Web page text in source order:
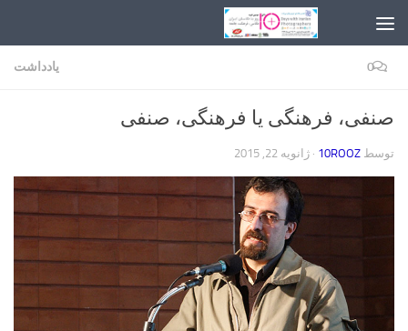
یادداشت 0
صنفی، فرهنگی یا فرهنگی، صنفی
توسط 10ROOZ
· ژانویه 22, 2015